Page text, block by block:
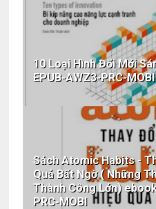
10 Loại Hình Đổi Mới
EPUB-AWZ3-PRC-MOBI
Sách Atomic Habits -
Quả Bất Ngờ ( Những
Thành Công Lớn)
PRC-MOBI